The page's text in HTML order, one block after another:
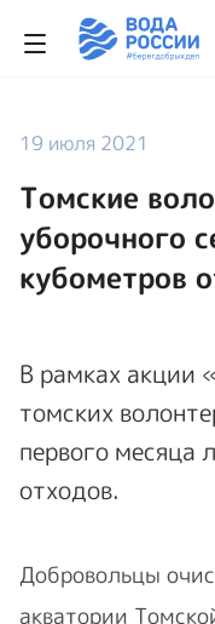
19 июля 2021
Томские
уборочного
кубометров
В рамках акции
томских
первого месяца
отходов.
Добровольцы
акватории